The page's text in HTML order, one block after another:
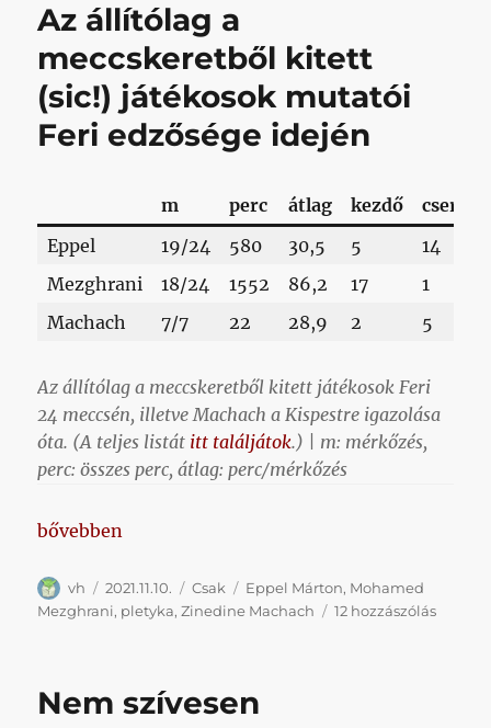
Az állítólag a
meccskeretből kitett
(sic!) játékosok mutatói
Feri edzősége idején
m perc átlag kezdő csere
Eppel
19/24 580 30,5 5 14
Mezghrani
18/24 1552 86,2 17 1
Machach
7/7 22 28,9 2 5
Az állítólag a meccskeretből kitett játékosok Feri
24 meccsén, illetve Machach a Kispestre igazolása
óta. (A teljes listát itt találjátok.) | m: mérkőzés,
perc: összes perc, átlag: perc/mérkőzés
„Az állítólag a meccskeretből kitett (sic!) játékosok
bővebben
Szerző
vh Közzétéve
2021.11.10. Kategória
Csak Címke
Eppel Márton, Mohamed
Mezghrani, pletyka,Zinedine Machach 12 hozzászólásAz
Nem szívesen